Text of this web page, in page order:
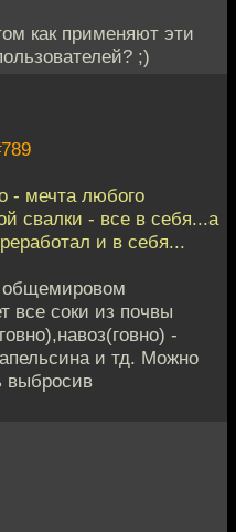
как применяют эти
;)
- мечта любого
свалки - все в себя...а
и в себя...
общемировом
все соки из почвы
-
и тд. Можно
выбросив